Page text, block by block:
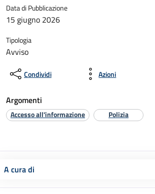
Data di Pubblicazione
15 giugno 2026
Tipologia
Avviso
Condividi Azioni
Argomenti
Accesso all'informazione Polizia
A cura di